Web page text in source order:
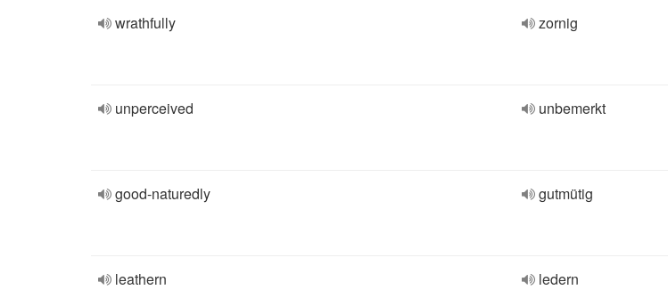
wrathfully zornig
unperceived unbemerkt
good-naturedly gutmütig
leathern ledern